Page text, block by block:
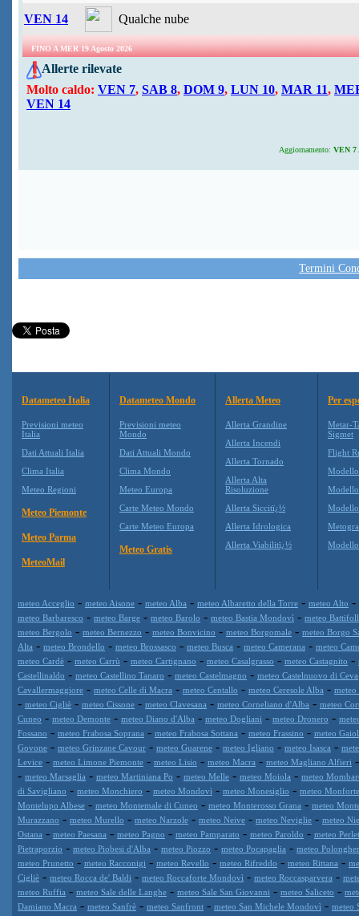
VEN 14 Qualche nube
FINO A MER 19 Agosto 2026
Allerte rilevate
Molto caldo: VEN 7, SAB 8, DOM 9, LUN 10, MAR 11,
VEN 14
Aggiornamento: VEN 7
Termini
Datameteo Italia
Previsioni meteo
Italia
Dati Attuali Italia
Clima Italia
Meteo Regioni
Meteo Piemonte
Meteo Parma
MeteoMail
Datameteo Mondo
Previsioni meteo
Mondo
Dati Attuali Mondo
Clima Mondo
Meteo Europa
Carte Meteo Mondo
Carte Meteo Europa
Meteo Gratis
Allerta Meteo
Allerta Grandine
Allerta Incendi
Allerta Tornado
Allerta Alta
Risoluzione
Allerta Siccitï¿½
Allerta Idrologica
Allerta Viabilitï¿½
Per
Metar-
Sigmet
Flight
Modello
meteo Acceglio - meteo Aisone - meteo Alba - meteo Albaretto della Torre - meteo Alto -
meteo Barbaresco - meteo Barge - meteo Barolo - meteo Bastia Mondovì - meteo
meteo Bergolo - meteo Bernezzo - meteo Bonvicino - meteo Borgomale - meteo Borgo
Alta - meteo Brondello - meteo Brossasco - meteo Busca - meteo Camerana - meteo
meteo Cardè - meteo Carrù - meteo Cartignano - meteo Casalgrasso - meteo Castagnito -
Castellinaldo - meteo Castellino Tanaro - meteo Castelmagno - meteo Castelnuovo di Ceva
Cavallermaggiore - meteo Celle di Macra - meteo Centallo - meteo Ceresole Alba - meteo
- meteo Cigliè - meteo Cissone - meteo Clavesana - meteo Corneliano d'Alba - meteo
Cuneo - meteo Demonte - meteo Diano d'Alba - meteo Dogliani - meteo Dronero -
Fossano - meteo Frabosa Soprana - meteo Frabosa Sottana - meteo Frassino - meteo
Govone - meteo Grinzane Cavour - meteo Guarene - meteo Igliano - meteo Isasca -
Levice - meteo Limone Piemonte - meteo Lisio - meteo Macra - meteo Magliano Alfieri
- meteo Marsaglia - meteo Martiniana Po - meteo Melle - meteo Moiola - meteo
di Savigliano - meteo Monchiero - meteo Mondovì - meteo Monesiglio - meteo
Montelupo Albese - meteo Montemale di Cuneo - meteo Monterosso Grana - meteo
Murazzano - meteo Murello - meteo Narzole - meteo Neive - meteo Neviglie - meteo
Ostana - meteo Paesana - meteo Pagno - meteo Pamparato - meteo Paroldo - meteo
Pietraporzio - meteo Piobesi d'Alba - meteo Piozzo - meteo Pocapaglia - meteo
meteo Prunetto - meteo Racconigi - meteo Revello - meteo Rifreddo - meteo Rittana -
Cigliè - meteo Rocca de' Baldi - meteo Roccaforte Mondovì - meteo Roccasparvera -
meteo Ruffia - meteo Sale delle Langhe - meteo Sale San Giovanni - meteo Saliceto -
Damiano Macra - meteo Sanfrè - meteo Sanfront - meteo San Michele Mondovì - meteo